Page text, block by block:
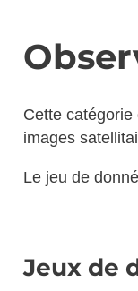
Cette
images
Le jeu de
Jeux de